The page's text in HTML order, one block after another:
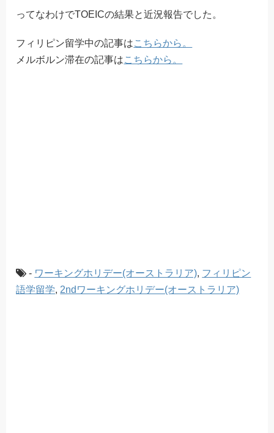
ってなわけでTOEICの結果と近況報告でした。
フィリピン留学中の記事はこちらから。
メルボルン滞在の記事はこちらから。
- ワーキングホリデー(オーストラリア), フィリピン
語学留学, 2ndワーキングホリデー(オーストラリア)